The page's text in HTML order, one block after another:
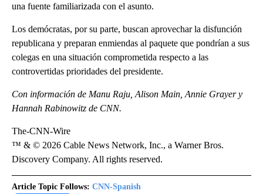
una fuente familiarizada con el asunto.
Los demócratas, por su parte, buscan aprovechar la disfunción
republicana y preparan enmiendas al paquete que pondrían a sus
colegas en una situación comprometida respecto a las
controvertidas prioridades del presidente.
Con información de Manu Raju, Alison Main, Annie Grayer y
Hannah Rabinowitz de CNN.
The-CNN-Wire
™ & © 2026 Cable News Network, Inc., a Warner Bros.
Discovery Company. All rights reserved.
Article Topic Follows: CNN-Spanish